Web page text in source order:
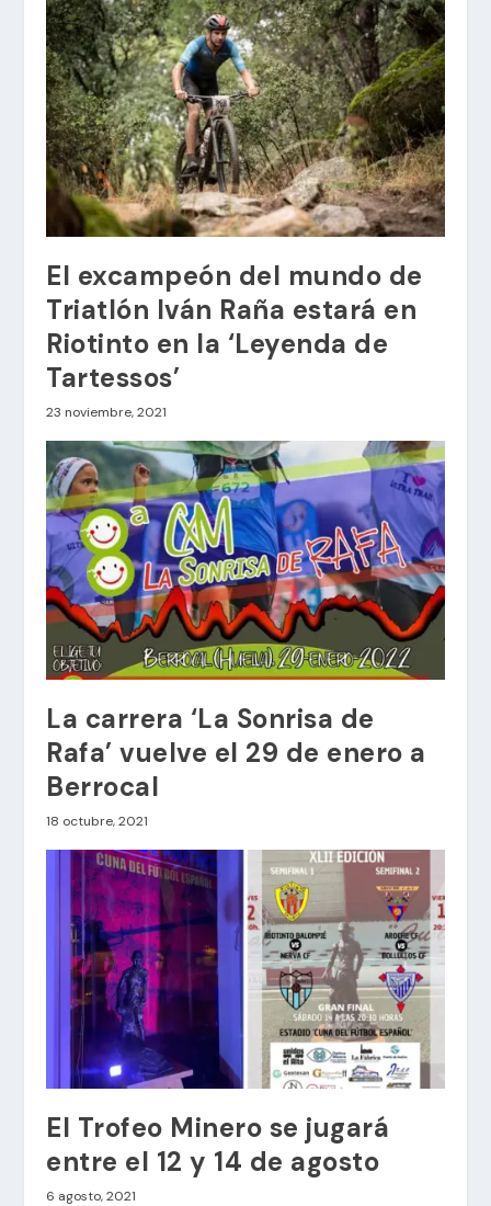
El excampeón del mundo de
Triatlón Iván Raña estará en
Riotinto en la ‘Leyenda de
Tartessos’
23 noviembre, 2021
La carrera ‘La Sonrisa de
Rafa’ vuelve el 29 de enero a
Berrocal
18 octubre, 2021
El Trofeo Minero se jugará
entre el 12 y 14 de agosto
6 agosto, 2021